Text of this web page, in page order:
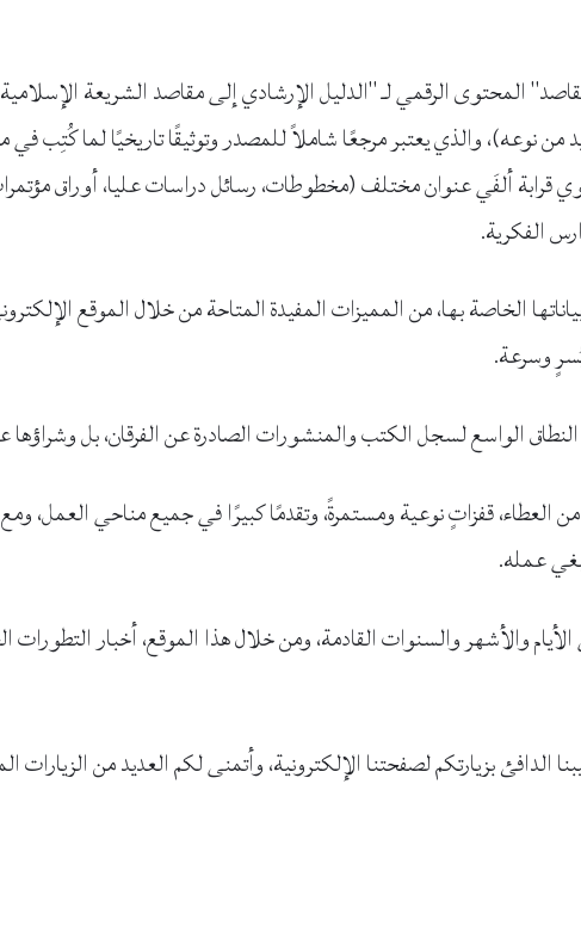
المحتوى الرقمي لـ "الدليل الإرشادي إلى مقاصد الشريعة
2007-2014، وهو فريد من نوعه)، والذي يعتبر مرجعًا شاملاً للمصدر وتوثيقًا تاريخيًا لما
قرابة ألفَي عنوان مختلف (مخطوطات، رسائل دراسات عليا، أوراق
الفكرية.
الخاصة بها، من المميزات المفيدة المتاحة من خلال الموقع
وسرعة.
الواسع لسجل الكتب والمنشورات الصادرة عن الفرقان، بل وشراؤها
قفزاتٍ نوعية ومستمرةً، وتقدمًا كبيرًا في جميع مناحي العمل، ومع
عمله.
والأشهر والسنوات القادمة، ومن خلال هذا الموقع، أخبار التطورات
الدافئ بزيارتكم لصفحتنا الإلكترونية، وأتمنى لكم العديد من الزيارات